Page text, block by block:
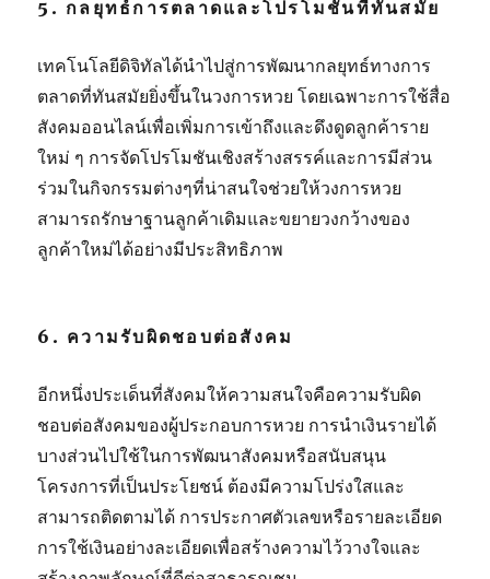
5. กลยุทธ์การตลาดและโปรโมชันที่ทันสมัย
เทคโนโลยีดิจิทัลได้นำไปสู่การพัฒนากลยุทธ์ทางการ
ตลาดที่ทันสมัยยิ่งขึ้นในวงการหวย โดยเฉพาะการใช้สื่อ
สังคมออนไลน์เพื่อเพิ่มการเข้าถึงและดึงดูดลูกค้าราย
ใหม่ ๆ การจัดโปรโมชันเชิงสร้างสรรค์และการมีส่วน
ร่วมในกิจกรรมต่างๆที่น่าสนใจช่วยให้วงการหวย
สามารถรักษาฐานลูกค้าเดิมและขยายวงกว้างของ
ลูกค้าใหม่ได้อย่างมีประสิทธิภาพ
6. ความรับผิดชอบต่อสังคม
อีกหนึ่งประเด็นที่สังคมให้ความสนใจคือความรับผิด
ชอบต่อสังคมของผู้ประกอบการหวย การนำเงินรายได้
บางส่วนไปใช้ในการพัฒนาสังคมหรือสนับสนุน
โครงการที่เป็นประโยชน์ ต้องมีความโปร่งใสและ
สามารถติดตามได้ การประกาศตัวเลขหรือรายละเอียด
การใช้เงินอย่างละเอียดเพื่อสร้างความไว้วางใจและ